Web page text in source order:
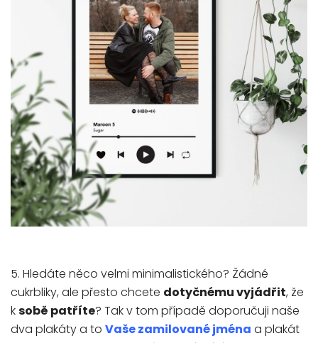
5. Hledáte něco velmi minimalistického? Žádné
cukrbliky, ale přesto chcete dotyčnému vyjádřit, že
ksobě patříte? Tak v tom případě doporučuji naše
dva plakáty a to Vaše zamilované jména a plakát